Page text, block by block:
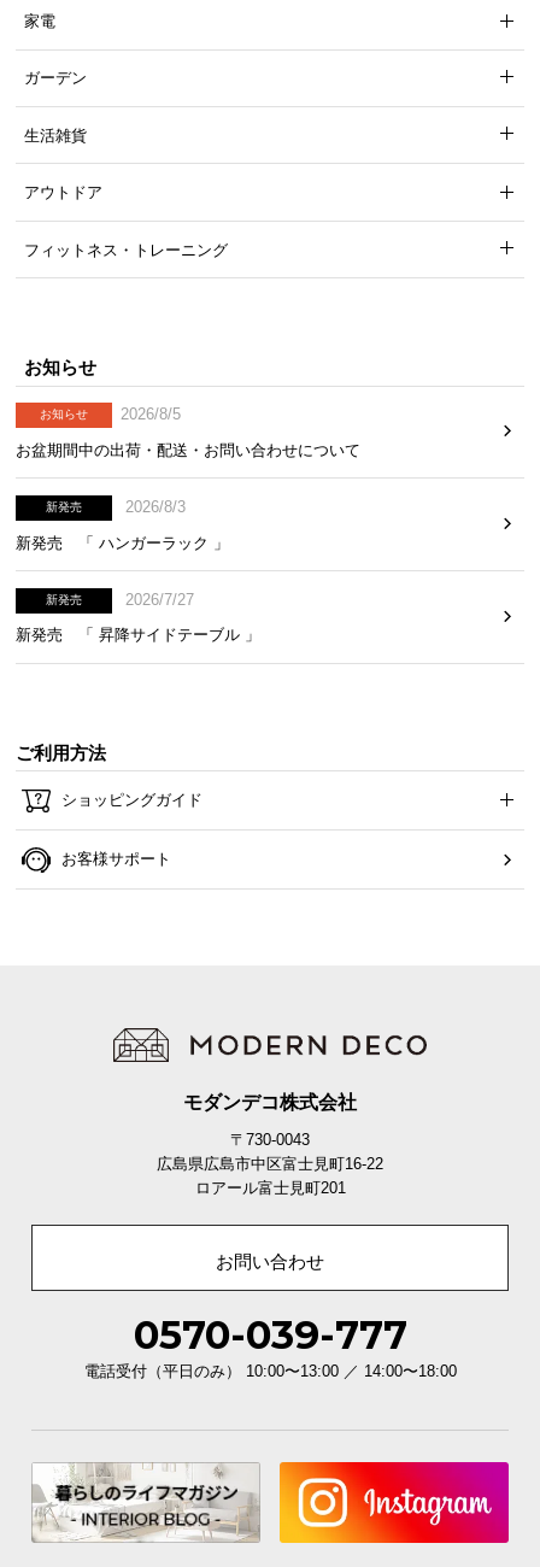
家電
ガーデン
生活雑貨
アウトドア
フィットネス・トレーニング
お知らせ
お知らせ
2026/8/5
お盆期間中の出荷・配送・お問い合わせについて
新発売
2026/8/3
新発売 「 ハンガーラック 」
新発売
2026/7/27
新発売 「 昇降サイドテーブル 」
ご利用方法
ショッピングガイド
お客様サポート
モダンデコ株式会社
〒730-0043
広島県広島市中区富士見町16-22
ロアール富士見町201
お問い合わせ
0570-039-777
電話受付（平日のみ） 10:00〜13:00 ／ 14:00〜18:00